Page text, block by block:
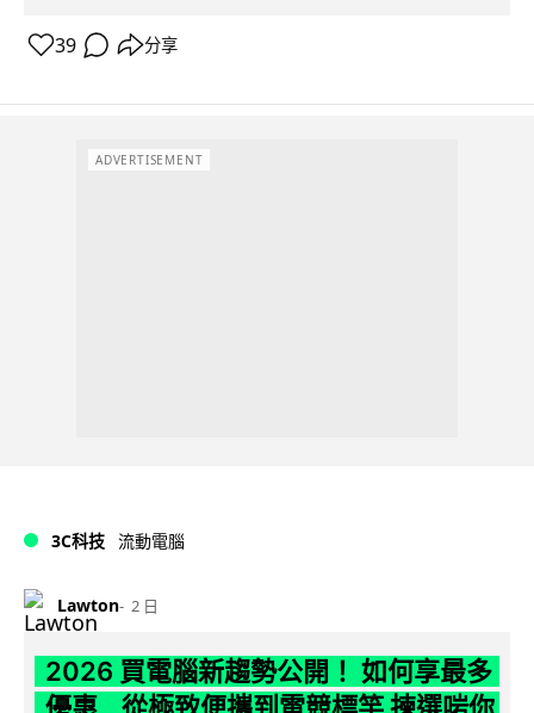
39 分享
ADVERTISEMENT
3C科技 流動電腦
Lawton 2 日
2026 買電腦新趨勢公開！ 如何享最多
優惠 從極致便攜到電競標竿 揀選啱你